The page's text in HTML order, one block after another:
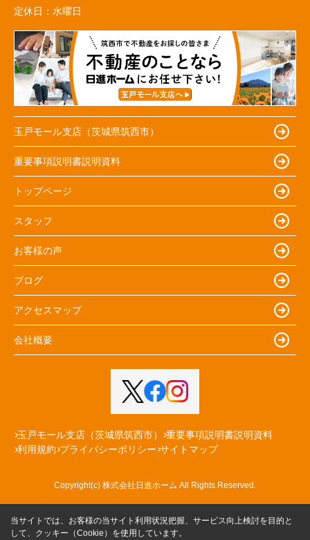
定休日： 水曜日
玉戸モール支店（茨城県筑西市）
重要事項説明書説明資料
トップページ
スタッフ
お客様の声
ブログ
アクセスマップ
会社概要
玉戸モール支店（茨城県筑西市）
重要事項説明書説明資料
利用規約 プライバシーポリシー サイトマップ
Copyright(c) 株式会社日進ホーム All Rights Reserved.
当サイトでは、お客様の当サイト利用状況把握、サービス向上検討を目的と
して、クッキー（Cookie）を使用しています。